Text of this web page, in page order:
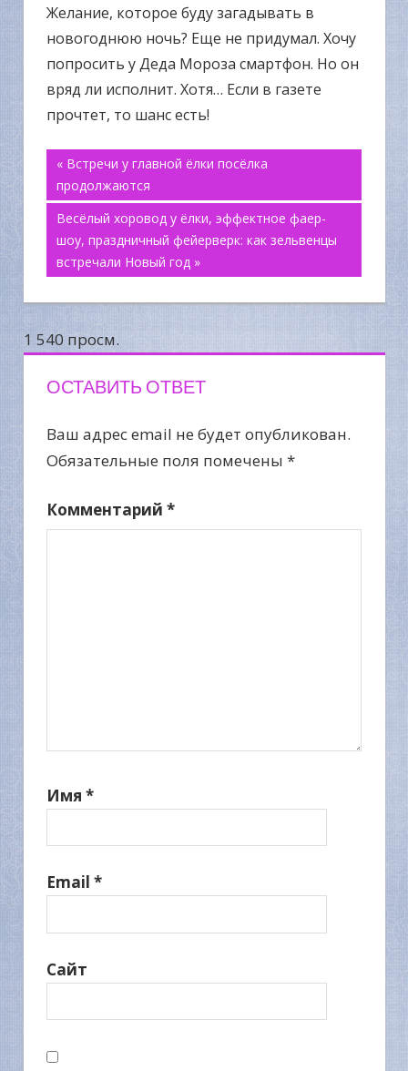
Желание, которое буду загадывать в
новогоднюю ночь? Еще не придумал. Хочу
попросить у Деда Мороза смартфон. Но он
вряд ли исполнит. Хотя… Если в газете
прочтет, то шанс есть!
Навигация
по
записям
« Встречи у главной ёлки посёлка
продолжаются
Весёлый хоровод у ёлки, эффектное фаер-
шоу, праздничный фейерверк: как зельвенцы
встречали Новый год »
1 540 просм.
ОСТАВИТЬ ОТВЕТ
Ваш адрес email не будет опубликован.
Обязательные поля помечены *
Комментарий *
Имя *
Email *
Сайт